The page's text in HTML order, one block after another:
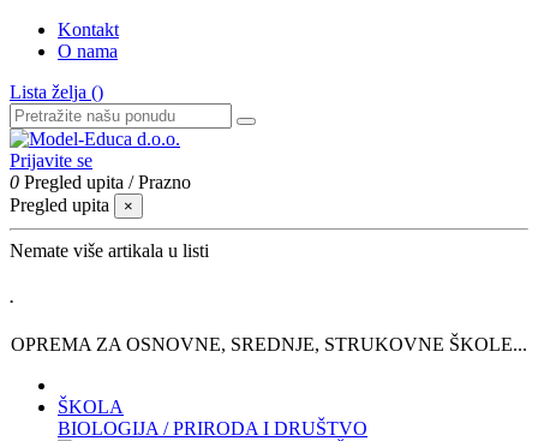
Kontakt
O nama
Lista želja ()
Prijavite se
0 Pregled upita /Prazno
Pregled upita
×
Nemate više artikala u listi
.
OPREMA ZA OSNOVNE, SREDNJE, STRUKOVNE ŠKOLE...
ŠKOLA
BIOLOGIJA / PRIRODA I DRUŠTVO